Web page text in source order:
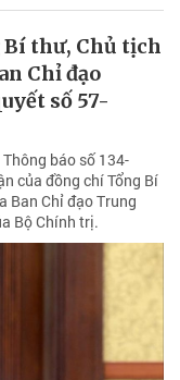
Bí thư, Chủ tịch
Chỉ đạo
số 57-
báo số 134-
của đồng chí Tổng Bí
Ban Chỉ đạo Trung
Bộ Chính trị.